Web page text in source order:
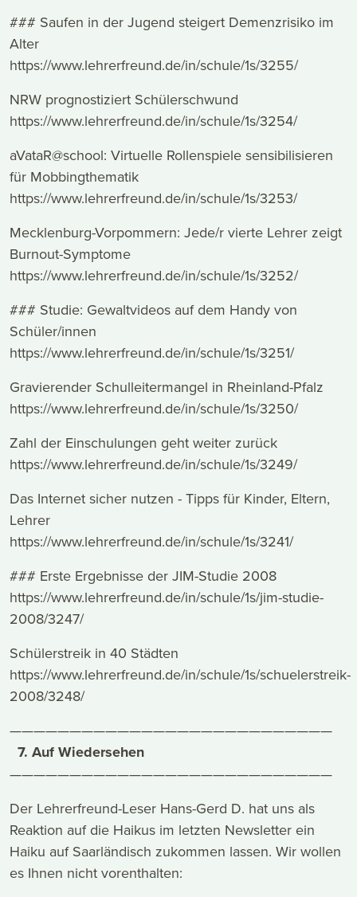
### Saufen in der Jugend steigert Demenzrisiko im
Alter
https://www.lehrerfreund.de/in/schule/1s/3255/
NRW prognostiziert Schülerschwund
https://www.lehrerfreund.de/in/schule/1s/3254/
aVataR@school: Virtuelle Rollenspiele sensibilisieren
für Mobbingthematik
https://www.lehrerfreund.de/in/schule/1s/3253/
Mecklenburg-Vorpommern: Jede/r vierte Lehrer zeigt
Burnout-Symptome
https://www.lehrerfreund.de/in/schule/1s/3252/
### Studie: Gewaltvideos auf dem Handy von
Schüler/innen
https://www.lehrerfreund.de/in/schule/1s/3251/
Gravierender Schulleitermangel in Rheinland-Pfalz
https://www.lehrerfreund.de/in/schule/1s/3250/
Zahl der Einschulungen geht weiter zurück
https://www.lehrerfreund.de/in/schule/1s/3249/
Das Internet sicher nutzen - Tipps für Kinder, Eltern,
Lehrer
https://www.lehrerfreund.de/in/schule/1s/3241/
### Erste Ergebnisse der JIM-Studie 2008
https://www.lehrerfreund.de/in/schule/1s/jim-studie-
2008/3247/
Schülerstreik in 40 Städten
https://www.lehrerfreund.de/in/schule/1s/schuelerstreik-
2008/3248/
———————————————————————————
7. Auf Wiedersehen
———————————————————————————
Der Lehrerfreund-Leser Hans-Gerd D. hat uns als
Reaktion auf die Haikus im letzten Newsletter ein
Haiku auf Saarländisch zukommen lassen. Wir wollen
es Ihnen nicht vorenthalten: